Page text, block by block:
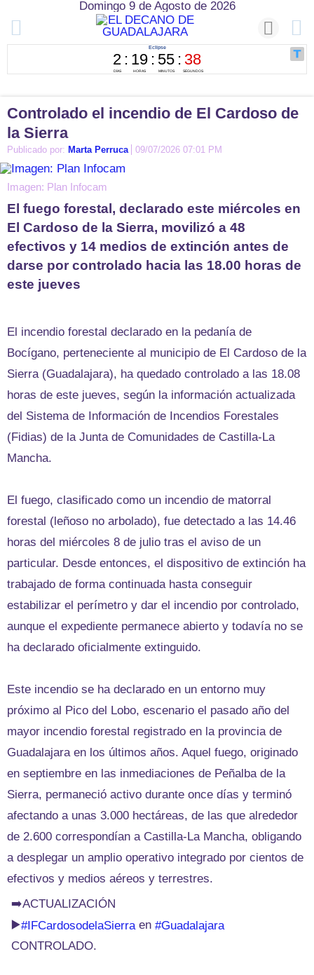
Domingo 9 de Agosto de 2026
Controlado el incendio de El Cardoso de
la Sierra
Publicado por: Marta Perruca 09/07/2026 07:01 PM
Imagen: Plan Infocam
El fuego forestal, declarado este miércoles en
El Cardoso de la Sierra, movilizó a 48
efectivos y 14 medios de extinción antes de
darse por controlado hacia las 18.00 horas de
este jueves
El incendio forestal declarado en la pedanía de
Bocígano, perteneciente al municipio de El Cardoso de la
Sierra (Guadalajara), ha quedado controlado a las 18.08
horas de este jueves, según la información actualizada
del Sistema de Información de Incendios Forestales
(Fidias) de la Junta de Comunidades de Castilla-La
Mancha.
El fuego, clasificado como un incendio de matorral
forestal (leñoso no arbolado), fue detectado a las 14.46
horas del miércoles 8 de julio tras el aviso de un
particular. Desde entonces, el dispositivo de extinción ha
trabajado de forma continuada hasta conseguir
estabilizar el perímetro y dar el incendio por controlado,
aunque el expediente permanece abierto y todavía no se
ha declarado oficialmente extinguido.
Este incendio se ha declarado en un entorno muy
próximo al Pico del Lobo, escenario el pasado año del
mayor incendio forestal registrado en la provincia de
Guadalajara en los últimos años. Aquel fuego, originado
en septiembre en las inmediaciones de Peñalba de la
Sierra, permaneció activo durante once días y terminó
afectando a unas 3.000 hectáreas, de las que alrededor
de 2.600 correspondían a Castilla-La Mancha, obligando
a desplegar un amplio operativo integrado por cientos de
efectivos y medios aéreos y terrestres.
➡️ACTUALIZACIÓN
▶️#IFCardosodelaSierra en #Guadalajara
CONTROLADO.